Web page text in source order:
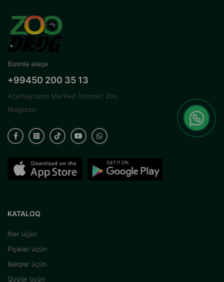
Bizimlə əlaqə
+99450 200 35 13
Azərbaycanın Mərkəzi İnternet Zoo
Mağazası
KATALOQ
İtlər üçün
Pişiklər üçün
Balıqlar üçün
Quşlar üçün